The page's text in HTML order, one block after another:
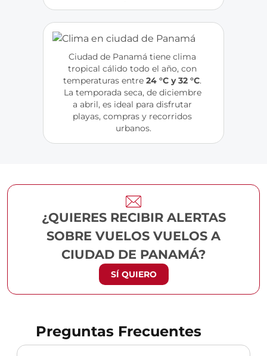
Ciudad de Panamá tiene clima
tropical cálido todo el año, con
temperaturas entre 24 °C y 32 °C.
La temporada seca, de diciembre
a abril, es ideal para disfrutar
playas, compras y recorridos
urbanos.
¿QUIERES RECIBIR ALERTAS
SOBRE VUELOS VUELOS A
CIUDAD DE PANAMÁ?
SÍ QUIERO
Preguntas Frecuentes